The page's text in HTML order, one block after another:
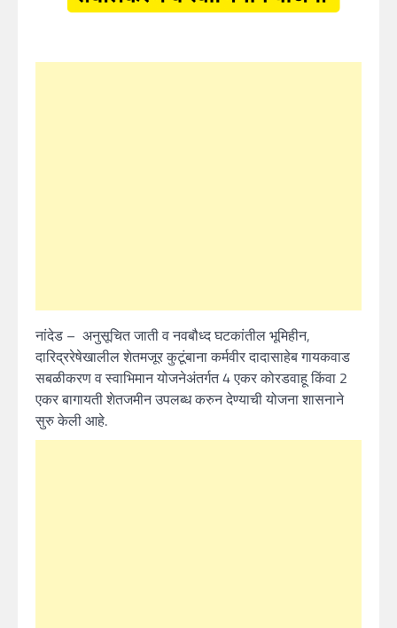
नांदेड – अनुसूचित जाती व नवबौध्द घटकांतील भूमिहीन,
दारिद्ररेषेखालील शेतमजूर कुटूंबाना कर्मवीर दादासाहेब गायकवाड
सबळीकरण व स्वाभिमान योजनेअंतर्गत 4 एकर कोरडवाहू किंवा 2
एकर बागायती शेतजमीन उपलब्ध करुन देण्याची योजना शासनाने
सुरु केली आहे.